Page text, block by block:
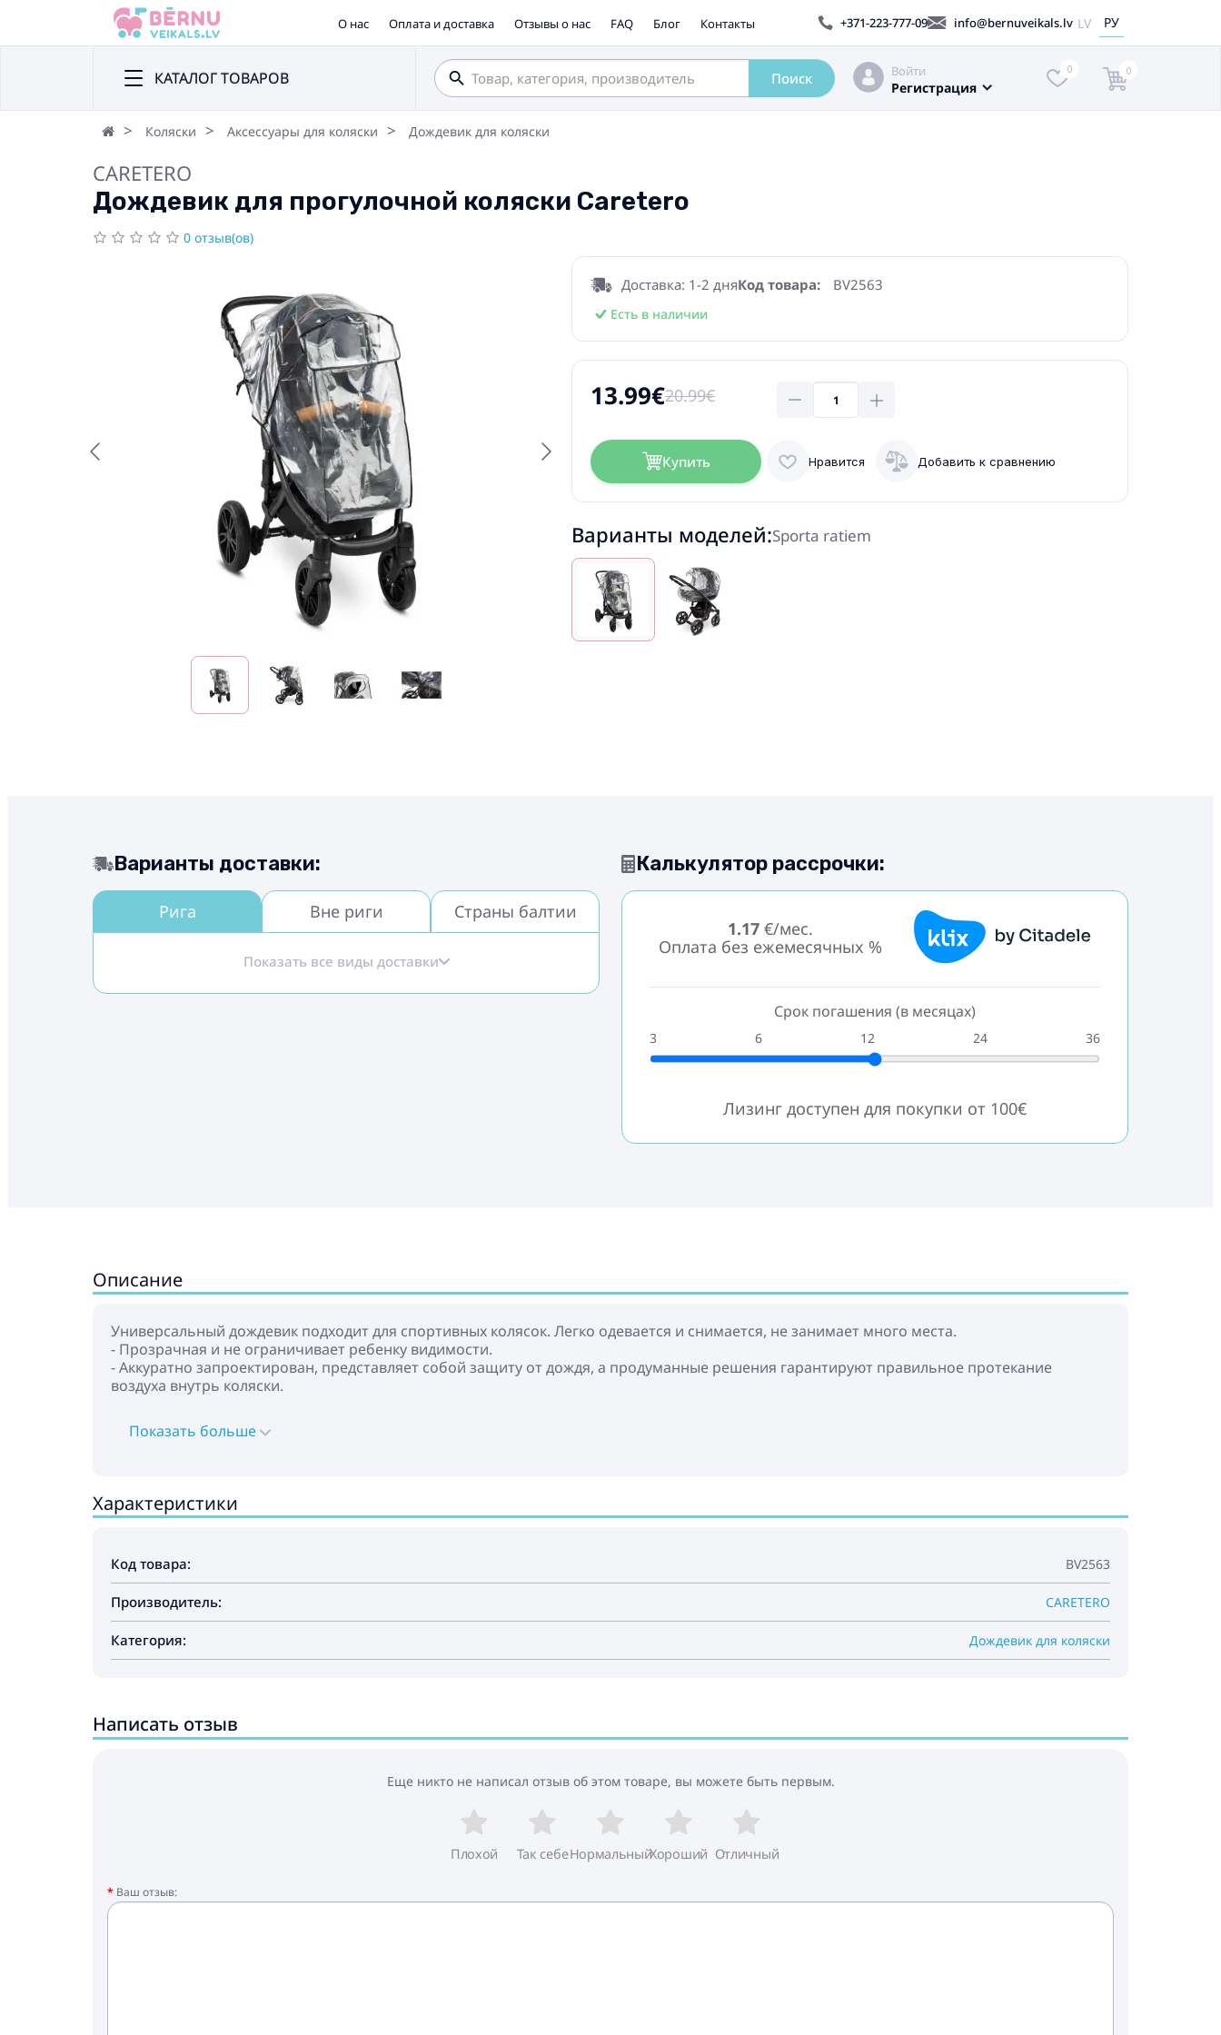
О нас Оплата и доставка Отзывы о нас FAQ Блог Контакты +371-223-777-09 info@bernuveikals.lv LV РУ
КАТАЛОГ ТОВАРОВ Поиск Войти
Регистрация
0 0
Коляски Аксессуары для коляски Дождевик для коляски
CARETERO
Дождевик для прогулочной коляски Caretero
0 отзыв(ов)
Доставка: 1-2 дняКод товара: BV2563
Есть в наличии
13.99€20.99€
Купить Нравится Добавить к сравнению
Варианты моделей:Sporta ratiem
Варианты доставки:
Рига Вне риги Страны балтии
Показать все виды доставки
Калькулятор рассрочки:
1.17€/мес.
Оплата без ежемесячных %
Срок погашения (в месяцах)
3 6 12 24 36
Лизинг доступен для покупки от 100€
Описание
Универсальный дождевик подходит для спортивных колясок. Легко одевается и снимается, не занимает много места.
- Прозрачная и не ограничивает ребенку видимости.
- Аккуратно запроектирован, представляет собой защиту от дождя, а продуманные решения гарантируют правильное протекание
воздуха внутрь коляски.
Показать больше
Характеристики
Код товара: BV2563
Производитель: CARETERO
Категория: Дождевик для коляски
Написать отзыв
Еще никто не написал отзыв об этом товаре, вы можете быть первым.
Плохой Так себеНормальныйХороший Отличный
Ваш отзыв: